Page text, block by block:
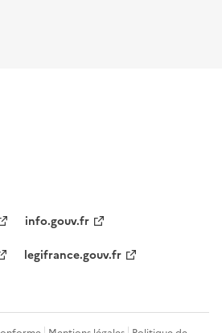
info.gouv.fr
legifrance.gouv.fr